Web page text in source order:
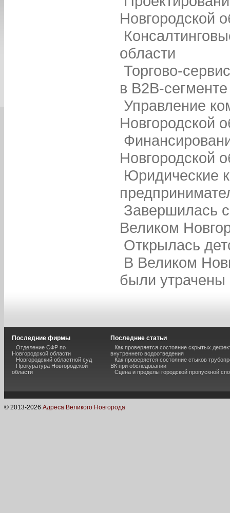
Новгородской
области
Торгово-
в B2B-сегменте
Управление
Новгородской
Новгородской
Юридические
Завершилась
Великом
Открылась
В Великом
были
Последние фирмы
Отделение СФР по
Новгородской области
Новгородский областной суд
Прокуратура Новгородской
области
Последние статьи
Как проверяется состояние скрытых
внутреннего водоотведения
Как проверяется состояние стыков
ВК при обследовании
Сцена и пределы городской пропускной
© 2013-2026 Адреса Великого Новгорода